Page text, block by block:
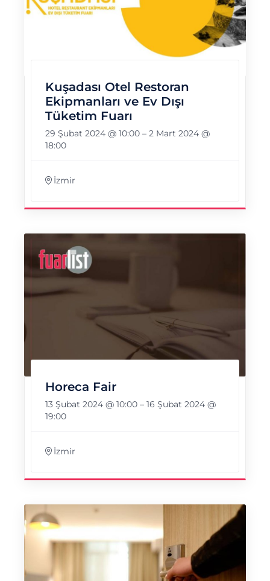
Kuşadası Otel Restoran
Ekipmanları ve Ev Dışı
Tüketim Fuarı
29 Şubat 2024 @ 10:00– 2 Mart 2024 @
18:00
İzmir
Horeca Fair
13 Şubat 2024 @ 10:00– 16 Şubat 2024 @
19:00
İzmir